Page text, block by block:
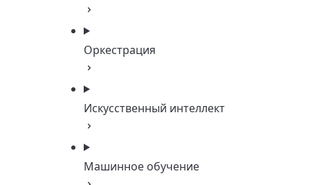
Оркестрация
Искусственный интеллект
Машинное обучение